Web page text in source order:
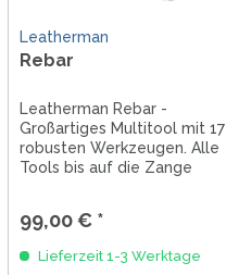
Leatherman
Rebar
Leatherman Rebar -
Großartiges Multitool mit 17
robusten Werkzeugen. Alle
Tools bis auf die Zange
arbeiten kann.
ein Lanyard dank
99,00 € *
Lieferzeit 1-3 Werktage